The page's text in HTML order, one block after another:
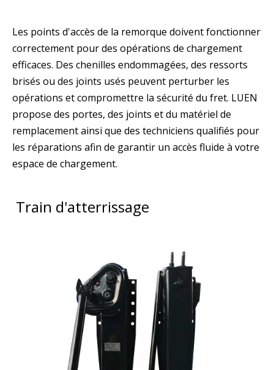
Les points d'accès de la remorque doivent fonctionner
correctement pour des opérations de chargement
efficaces. Des chenilles endommagées, des ressorts
brisés ou des joints usés peuvent perturber les
opérations et compromettre la sécurité du fret. LUEN
propose des portes, des joints et du matériel de
remplacement ainsi que des techniciens qualifiés pour
les réparations afin de garantir un accès fluide à votre
espace de chargement.
Train d'atterrissage